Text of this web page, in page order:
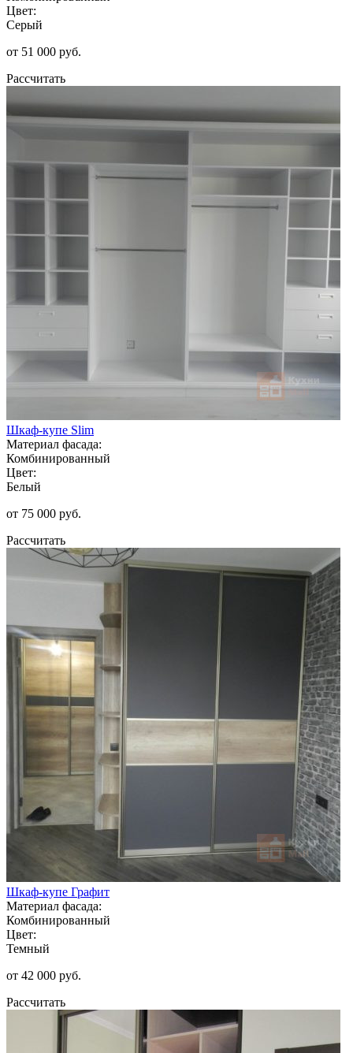
Цвет:
Серый
от 51 000 руб.
Рассчитать
Шкаф-купе Slim
Материал фасада:
Комбинированный
Цвет:
Белый
от 75 000 руб.
Рассчитать
Шкаф-купе Графит
Материал фасада:
Комбинированный
Цвет:
Темный
от 42 000 руб.
Рассчитать